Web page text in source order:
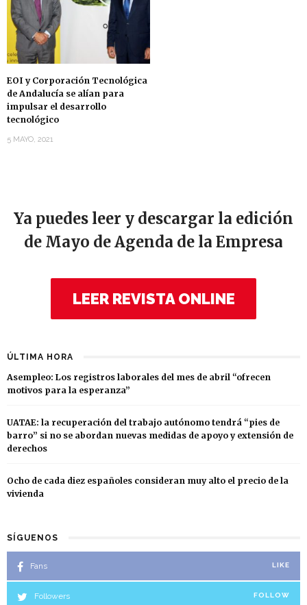
EOI y Corporación Tecnológica
de Andalucía se alían para
impulsar el desarrollo
tecnológico
5 MAYO, 2021
Ya puedes leer y descargar la edición
de Mayo de Agenda de la Empresa
LEER REVISTA ONLINE
ÚLTIMA HORA
Asempleo: Los registros laborales del mes de abril “ofrecen
motivos para la esperanza”
UATAE: la recuperación del trabajo autónomo tendrá “pies de
barro” si no se abordan nuevas medidas de apoyo y extensión de
derechos
Ocho de cada diez españoles consideran muy alto el precio de la
vivienda
SÍGUENOS
Fans LIKE
Followers FOLLOW